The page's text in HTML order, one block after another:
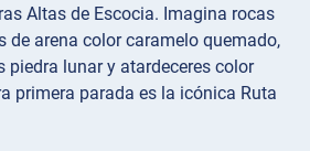
Altas de Escocia. Imagina rocas
de arena color caramelo quemado,
piedra lunar y atardeceres color
primera parada es la icónica Ruta